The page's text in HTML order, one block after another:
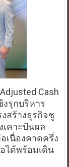
Cash
งรุกบริหาร
สร้างธุรกิจชู
คาะปันผล
เนื่องคาดครึ่ง
ได้พร้อมเดิน